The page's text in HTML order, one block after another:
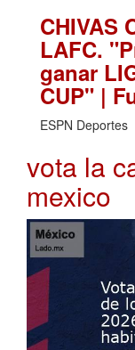
CHIVAS
LAFC.
ganar
CUP" |
ESPN Deportes
vota la
mexico